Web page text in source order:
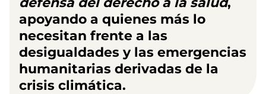
apoyando a quienes más lo
necesitan frente a las
desigualdades y las emergencias
humanitarias derivadas de la
crisis climática.